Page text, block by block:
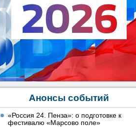
Анонсы событий
«Россия 24. Пенза»: о подготовке к
фестивалю «Марсово поле»